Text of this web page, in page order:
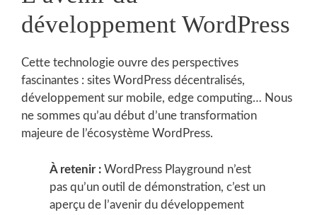
développement WordPress
Cette technologie ouvre des perspectives
fascinantes : sites WordPress décentralisés,
développement sur mobile, edge computing… Nous
ne sommes qu’au début d’une transformation
majeure de l’écosystème WordPress.
À retenir : WordPress Playground n’est
pas qu’un outil de démonstration, c’est un
aperçu de l’avenir du développement